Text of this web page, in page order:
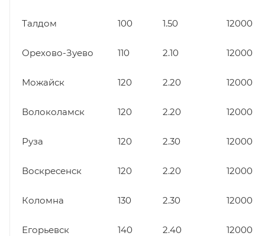
Талдом 100 1.50 12000
Орехово-Зуево 110 2.10 12000
Можайск 120 2.20 12000
Волоколамск 120 2.20 12000
Руза 120 2.30 12000
Воскресенск 120 2.20 12000
Коломна 130 2.30 12000
Егорьевск 140 2.40 12000